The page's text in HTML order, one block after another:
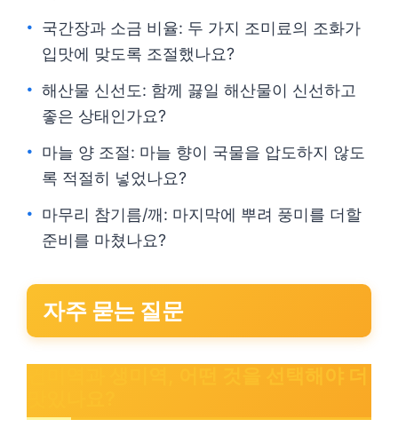
국간장과 소금 비율: 두 가지 조미료의 조화가
입맛에 맞도록 조절했나요?
해산물 신선도: 함께 끓일 해산물이 신선하고
좋은 상태인가요?
마늘 양 조절: 마늘 향이 국물을 압도하지 않도
록 적절히 넣었나요?
마무리 참기름/깨: 마지막에 뿌려 풍미를 더할
준비를 마쳤나요?
자주 묻는 질문